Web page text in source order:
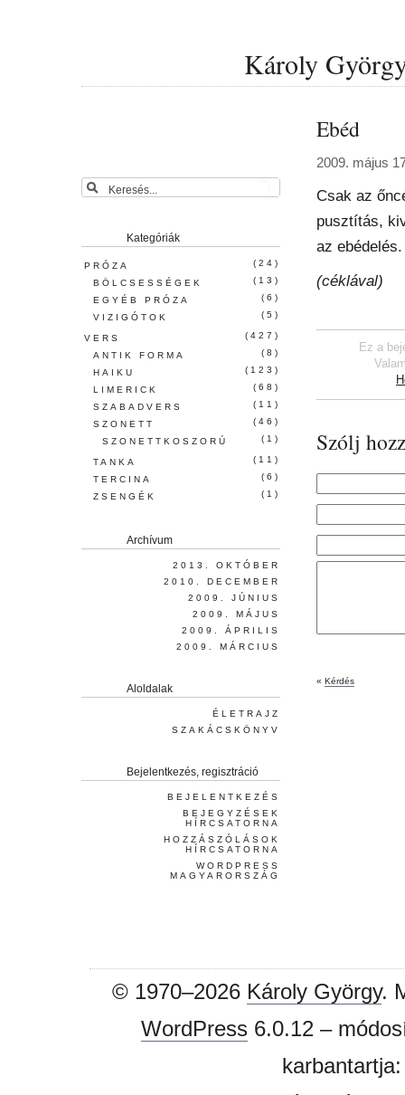
Károly
Ebéd
2009. május
Csak az
pusztítás,
az ebédelés.
(céklával)
Ez a
Szólj
« Kérdés
Kategóriák
PRÓZA
(24)
BÖLCSESSÉGEK
(13)
EGYÉB PRÓZA
(6)
VIZIGÓTOK
(5)
VERS
(427)
ANTIK FORMA
(8)
HAIKU
(123)
LIMERICK
(68)
SZABADVERS
(11)
SZONETT
(46)
SZONETTKOSZORÚ
(1)
TANKA
(11)
TERCINA
(6)
ZSENGÉK
(1)
Archívum
2013. OKTÓBER
2010. DECEMBER
2009. JÚNIUS
2009. MÁJUS
2009. ÁPRILIS
2009. MÁRCIUS
Aloldalak
ÉLETRAJZ
SZAKÁCSKÖNYV
Bejelentkezés, regisztráció
BEJELENTKEZÉS
BEJEGYZÉSEK
HÍRCSATORNA
HOZZÁSZÓLÁSOK
HÍRCSATORNA
WORDPRESS
MAGYARORSZÁG
© 1970–2026 Károly György.
WordPress6.0.12 –